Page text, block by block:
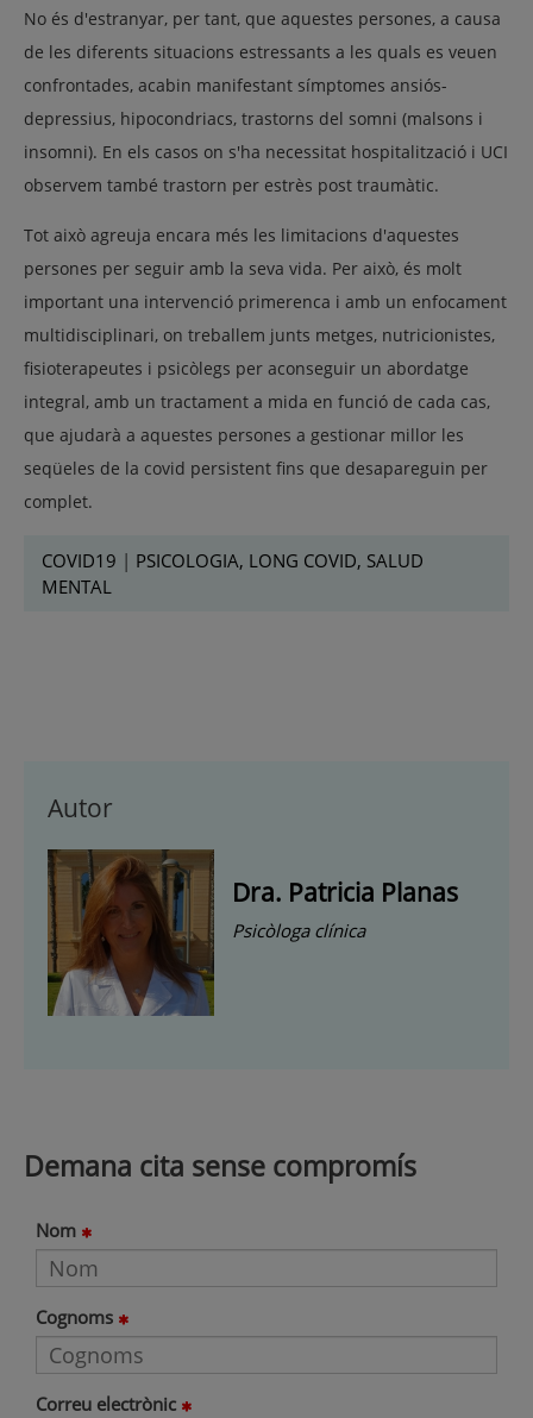
No és d'estranyar, per tant, que aquestes persones, a causa
de les diferents situacions estressants a les quals es veuen
confrontades, acabin manifestant símptomes ansiós-
depressius, hipocondriacs, trastorns del somni (malsons i
insomni). En els casos on s'ha necessitat hospitalització i UCI
observem també trastorn per estrès post traumàtic.
Tot això agreuja encara més les limitacions d'aquestes
persones per seguir amb la seva vida. Per això, és molt
important una intervenció primerenca i amb un enfocament
multidisciplinari, on treballem junts metges, nutricionistes,
fisioterapeutes i psicòlegs per aconseguir un abordatge
integral, amb un tractament a mida en funció de cada cas,
que ajudarà a aquestes persones a gestionar millor les
seqüeles de la covid persistent fins que desapareguin per
complet.
COVID19 | PSICOLOGIA, LONG COVID, SALUD
MENTAL
Autor
Dra. Patricia Planas
Psicòloga clínica
Demana cita sense compromís
Nom
Cognoms
Correu electrònic